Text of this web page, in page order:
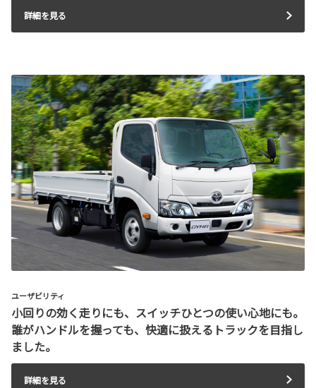
詳細を見る
ユーザビリティ
小回りの効く走りにも、スイッチひとつの使い心地にも。
誰がハンドルを握っても、快適に扱えるトラックを目指し
ました。
詳細を見る